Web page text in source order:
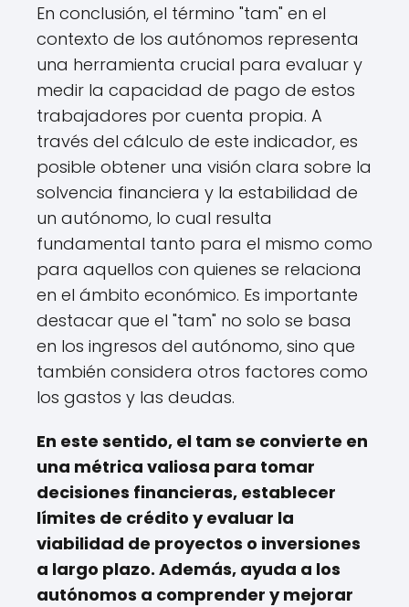
En conclusión, el término "tam" en el
contexto de los autónomos representa
una herramienta crucial para evaluar y
medir la capacidad de pago de estos
trabajadores por cuenta propia. A
través del cálculo de este indicador, es
posible obtener una visión clara sobre la
solvencia financiera y la estabilidad de
un autónomo, lo cual resulta
fundamental tanto para el mismo como
para aquellos con quienes se relaciona
en el ámbito económico. Es importante
destacar que el "tam" no solo se basa
en los ingresos del autónomo, sino que
también considera otros factores como
los gastos y las deudas.
En este sentido, el tam se convierte en
una métrica valiosa para tomar
decisiones financieras, establecer
límites de crédito y evaluar la
viabilidad de proyectos o inversiones
a largo plazo. Además, ayuda a los
autónomos a comprender y mejorar